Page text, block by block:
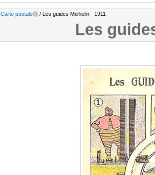
Carte postale / Les guides Michelin - 1911
Les